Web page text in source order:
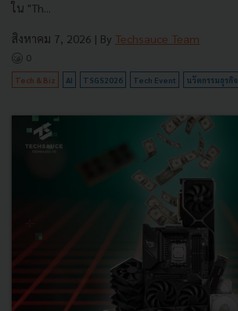
ใน "Th...
สิงหาคม 7, 2026 | By Techsauce Team
0
Tech & Biz AI TSGS2026 Tech Event นวัตกรรมธุรกิจ